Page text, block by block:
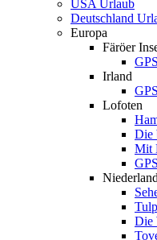
USA Urlaub
Deutschland
Europa
Färöer
Irland
Lofoten
Die
Mit
Die